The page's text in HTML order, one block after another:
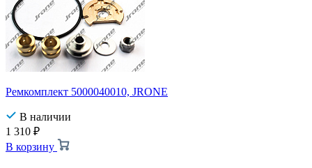
Ремкомплект 5000040010, JRONE
В наличии
1 310 ₽
В корзину